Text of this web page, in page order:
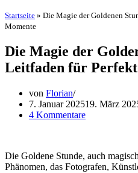
Startseite » Die Magie der Goldenen
Momente
Die Magie der
Leitfaden für
von Florian
7. Januar 202519. März
4 Kommentare
Die Goldene Stunde, auch
Phänomen, das Fotografen,